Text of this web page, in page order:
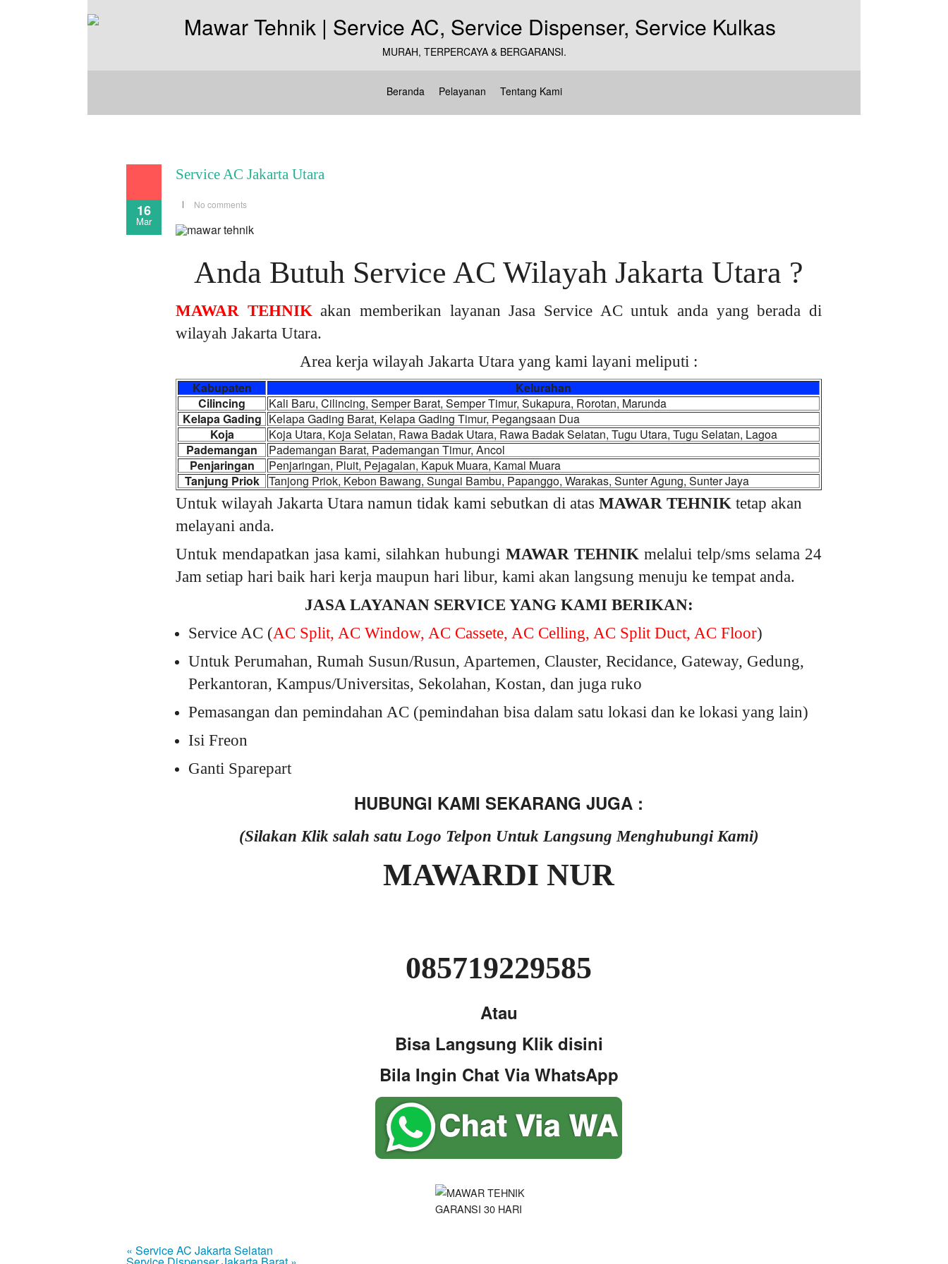
MURAH, TERPERCAYA & BERGARANSI.
Beranda Pelayanan Tentang Kami
16
Mar
Service AC Jakarta Utara
No comments
Anda Butuh Service AC Wilayah Jakarta Utara ?
MAWAR TEHNIKakan memberikan layanan Jasa Service AC untuk anda yang berada di
wilayah Jakarta Utara.
Area kerja wilayah Jakarta Utara yang kami layani meliputi :
Kabupaten
Kelurahan
Cilincing
Kali Baru, Cilincing, Semper Barat, Semper Timur, Sukapura, Rorotan, Marunda
Kelapa Gading Kelapa Gading Barat, Kelapa Gading Timur, Pegangsaan Dua
Koja
Koja Utara, Koja Selatan, Rawa Badak Utara, Rawa Badak Selatan, Tugu Utara, Tugu Selatan, Lagoa
Pademangan
Pademangan Barat, Pademangan Timur, Ancol
Penjaringan
Penjaringan, Pluit, Pejagalan, Kapuk Muara, Kamal Muara
Tanjung Priok Tanjong Priok, Kebon Bawang, Sungai Bambu, Papanggo, Warakas, Sunter Agung, Sunter Jaya
Untuk wilayah Jakarta Utara namun tidak kami sebutkan di atas MAWAR TEHNIK tetap akan
melayani anda.
Untuk mendapatkan jasa kami, silahkan hubungi MAWAR TEHNIKmelalui telp/sms selama 24
Jam setiap hari baik hari kerja maupun hari libur, kami akan langsung menuju ke tempat anda.
JASA LAYANAN SERVICE YANG KAMI BERIKAN:
Service AC (AC Split, AC Window, AC Cassete, AC Celling, AC Split Duct, AC Floor)
Untuk Perumahan, Rumah Susun/Rusun, Apartemen, Clauster, Recidance, Gateway, Gedung,
Perkantoran, Kampus/Universitas, Sekolahan, Kostan, dan juga ruko
Pemasangan dan pemindahan AC (pemindahan bisa dalam satu lokasi dan ke lokasi yang lain)
Isi Freon
Ganti Sparepart
HUBUNGI KAMI SEKARANG JUGA :
(Silakan Klik salah satu Logo Telpon Untuk Langsung Menghubungi Kami)
MAWARDI NUR
085719229585
Atau
Bisa Langsung Klik disini
Bila Ingin Chat Via WhatsApp
« Service AC Jakarta Selatan